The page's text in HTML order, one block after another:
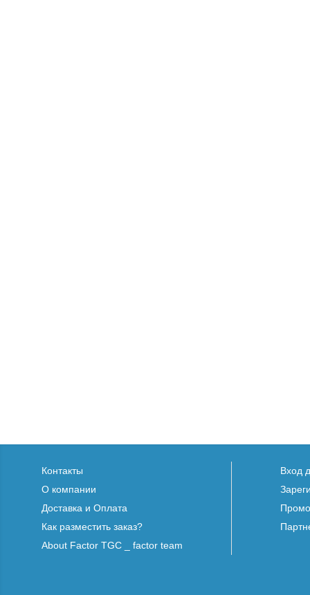
Контакты
О компании
Доставка и Оплата
Как разместить заказ?
About Factor TGC _ factor team
Вход